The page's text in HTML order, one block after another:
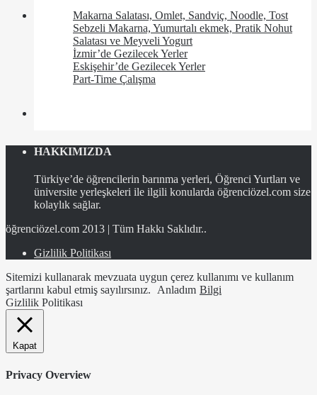
Makarna Salatası, Omlet, Sandviç, Noodle, Tost
Sebzeli Makarna, Yumurtalı ekmek, Pratik Nohut
Salatası ve Meyveli Yogurt
İzmir’de Gezilecek Yerler
Eskişehir’de Gezilecek Yerler
Part-Time Çalışma
HAKKIMIZDA
Türkiye’de öğrencilerin barınma yerleri, Öğrenci Yurtları ve
üniversite yerleşkeleri ile ilgili konularda öğrenciözel.com size
kolaylık sağlar.
öğrenciözel.com 2013 | Tüm Hakkı Saklıdır..
Gizlilik Politikası
Sitemizi kullanarak mevzuata uygun çerez kullanımı ve kullanım
şartlarını kabul etmiş sayılırsınız. Anladım Bilgi
Gizlilik Politikası
Kapat
Privacy Overview